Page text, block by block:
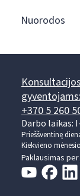
Nuorodos
+370 5 260
Darbo laikas:
Prieššventinę
Kiekvieno
Paklausimas per